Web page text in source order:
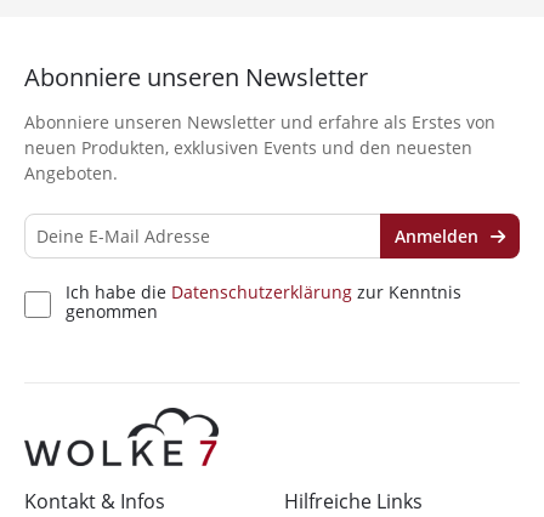
Kontakt & Infos Hilfreiche Links
Abonniere unseren Newsletter
Abonniere unseren Newsletter und erfahre als Erstes von
neuen Produkten, exklusiven Events und den neuesten
Angeboten.
Ich habe die Datenschutzerklärung zur Kenntnis
genommen
Anmelden